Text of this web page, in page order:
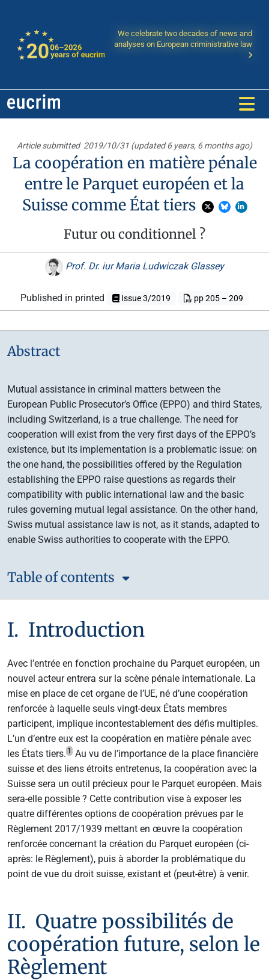
We celebrate two decades of news and
analyses on European criministrative law
Article submitted 2019/10/31 (updated 6 years, 6 months ago)
La coopération en matière pénale
entre le Parquet européen et la
Suisse comme État tiers
Futur ou conditionnel ?
Prof. Dr. iur Maria Ludwiczak Glassey
Published in printed Issue 3/2019 pp 205 – 209
Abstract
Mutual assistance in criminal matters between the
European Public Prosecutor’s Office (EPPO) and third States,
including Switzerland, is a true challenge. The need for
cooperation will exist from the very first days of the EPPO’s
existence, but its implementation is a problematic issue: on
the one hand, the possibilities offered by the Regulation
establishing the EPPO raise questions as regards their
compatibility with public international law and the basic
rules governing mutual legal assistance. On the other hand,
Swiss mutual assistance law is not, as it stands, adapted to
enable Swiss authorities to cooperate with the EPPO.
Table of contents
I. Introduction
Avec l’entrée en fonction prochaine du Parquet européen, un
nouvel acteur entrera sur la scène pénale internationale. La
mise en place de cet organe de l’UE, né d’une coopération
renforcée à laquelle seuls vingt-deux États membres
participent, implique incontestablement des défis multiples.
L’un d’entre eux est la coopération en matière pénale avec
les États tiers. 1
Au vu de l’importance de la place financière
suisse et des liens étroits entretenus, la coopération avec la
Suisse sera un outil précieux pour le Parquet européen. Mais
sera-elle possible ? Cette contribution vise à exposer les
quatre différentes options de coopération prévues par le
Règlement 2017/1939 mettant en œuvre la coopération
renforcée concernant la création du Parquet européen (ci-
après: le Règlement), puis à aborder la problématique du
point de vue du droit suisse, existant et (peut-être) à venir.
II. Quatre possibilités de
coopération future, selon le
Règlement